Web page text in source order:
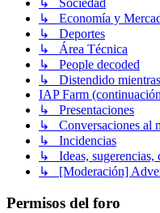
↳ Sociedad
↳ Economía y
↳ Deportes
↳ Área Técnica
↳ People decoded
↳ Distendido mientras
IAP Farm
↳ Presentaciones
↳ Conversaciones al
↳ Incidencias
↳ Ideas, sugerencias,
↳ [Moderación]
Permisos del foro